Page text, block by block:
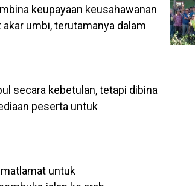
keupayaan keusahawanan
umbi, terutamanya dalam
secara kebetulan, tetapi dibina
peserta untuk
untuk